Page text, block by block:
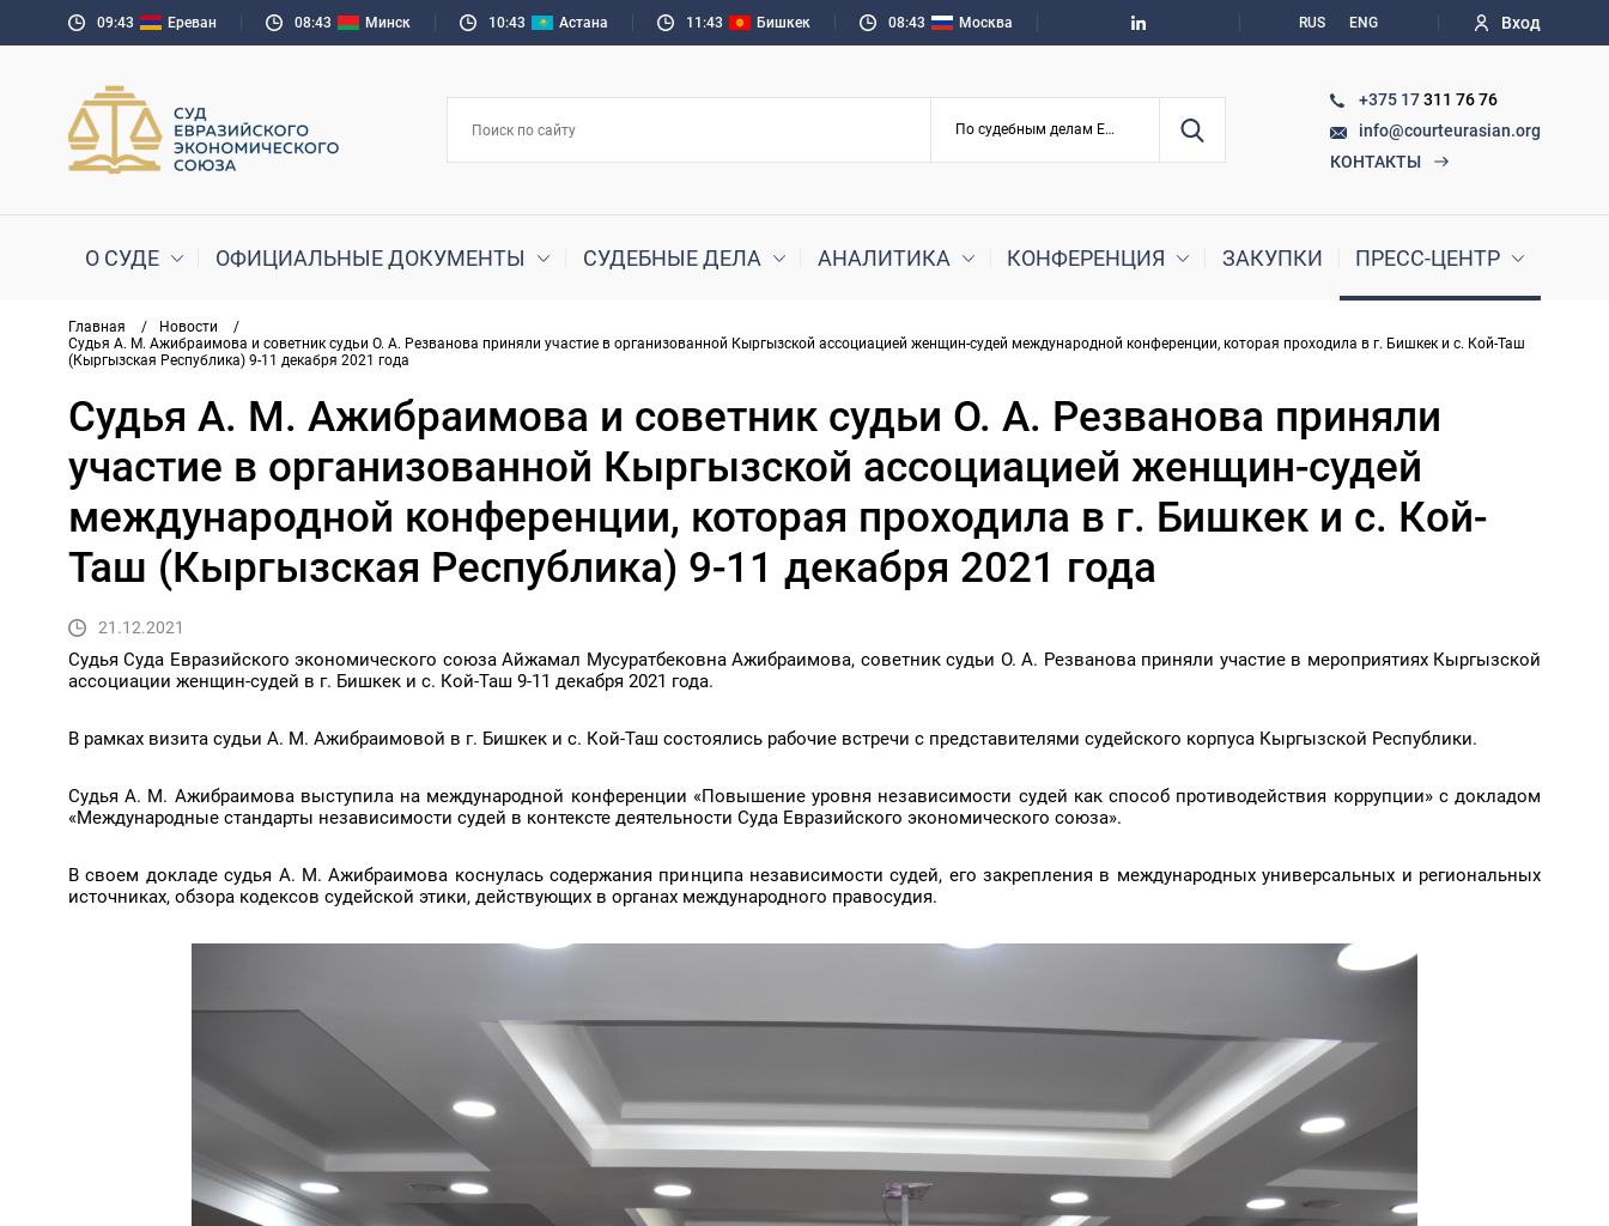
09:43 Ереван 08:43 Минск 10:43 Астана 11:43 Бишкек 08:43 Москва RUS ENG Вход
По судебным делам ЕАЭС
+375 17311 76 76
info@courteurasian.org
КОНТАКТЫ
О СУДЕ ОФИЦИАЛЬНЫЕ ДОКУМЕНТЫ СУДЕБНЫЕ ДЕЛА АНАЛИТИКА КОНФЕРЕНЦИЯ ЗАКУПКИ ПРЕСС-ЦЕНТР
Главная / Новости
/
Судья А. М. Ажибраимова и советник судьи О. А. Резванова приняли участие в организованной Кыргызской ассоциацией женщин-судей международной конференции, которая проходила в г. Бишкек и с. Кой-Таш
(Кыргызская Республика) 9-11 декабря 2021 года
Судья А. М. Ажибраимова и советник судьи О. А. Резванова приняли
участие в организованной Кыргызской ассоциацией женщин-судей
международной конференции, которая проходила в г. Бишкек и с. Кой-
Таш (Кыргызская Республика) 9-11 декабря 2021 года
21.12.2021
Судья Суда Евразийского экономического союза Айжамал Мусуратбековна Ажибраимова, советник судьи О. А. Резванова приняли участие в мероприятиях Кыргызской
ассоциации женщин-судей в г. Бишкек и с. Кой-Таш 9-11 декабря 2021 года.
В рамках визита судьи А. М. Ажибраимовой в г. Бишкек и с. Кой-Таш состоялись рабочие встречи с представителями судейского корпуса Кыргызской Республики.
Судья А. М. Ажибраимова выступила на международной конференции «Повышение уровня независимости судей как способ противодействия коррупции» с докладом
«Международные стандарты независимости судей в контексте деятельности Суда Евразийского экономического союза».
В своем докладе судья А. М. Ажибраимова коснулась содержания принципа независимости судей, его закрепления в международных универсальных и региональных
источниках, обзора кодексов судейской этики, действующих в органах международного правосудия.